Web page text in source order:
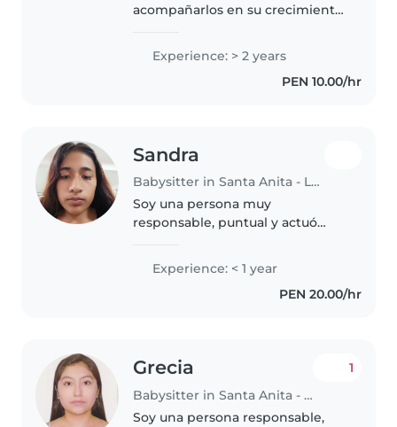
acompañarlos en su crecimiento.
conectar con cada niño según su
personalidad. Más que cuidarlos,..
Experience: > 2 years
PEN 10.00/hr
Sandra
Babysitter in Santa Anita - Los Ficus
Soy una persona muy
responsable, puntual y actuó
necesita apoyo
Experience: < 1 year
PEN 20.00/hr
Grecia
Babysitter in Santa Anita - Los Ficus
1
Soy una persona responsable,